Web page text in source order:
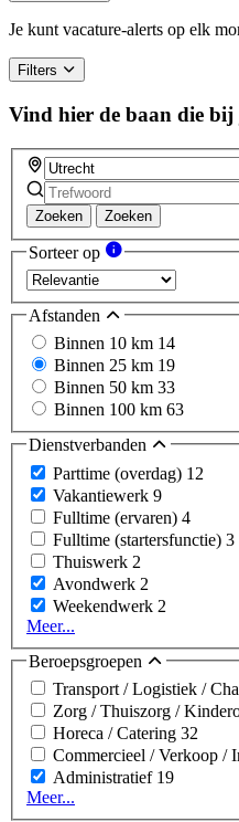
Je kunt vacature-alerts op elk
Filters
Vind hier de baan die bij
Zoeken Zoeken
Sorteer op
Afstanden
Binnen 10 km 14
Binnen 25 km 19
Binnen 50 km 33
Binnen 100 km 63
Dienstverbanden
Parttime (overdag) 12
Vakantiewerk 9
Fulltime (ervaren) 4
Fulltime (startersfunctie) 3
Thuiswerk 2
Avondwerk 2
Weekendwerk 2
Meer...
Beroepsgroepen
Transport / Logistiek /
Zorg / Thuiszorg /
Horeca / Catering 32
Commercieel / Verkoop /
Administratief 19
Meer...